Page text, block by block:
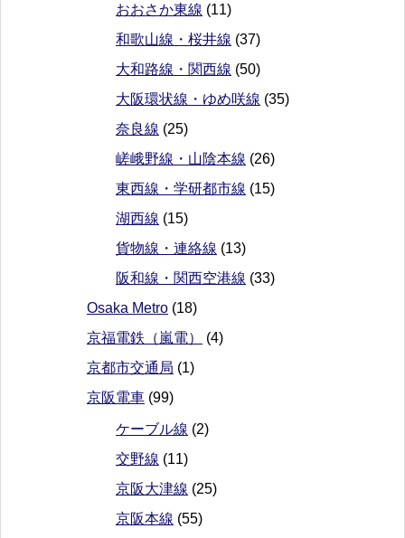
おおさか東線 (11)
和歌山線・桜井線 (37)
大和路線・関西線 (50)
大阪環状線・ゆめ咲線 (35)
奈良線 (25)
嵯峨野線・山陰本線 (26)
東西線・学研都市線 (15)
湖西線 (15)
貨物線・連絡線 (13)
阪和線・関西空港線 (33)
Osaka Metro (18)
京福電鉄（嵐電）
(4)
京都市交通局 (1)
京阪電車 (99)
ケーブル線 (2)
交野線 (11)
京阪大津線 (25)
京阪本線 (55)